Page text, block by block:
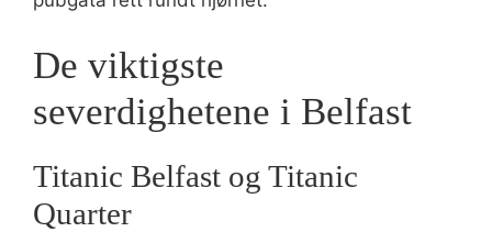
De viktigste
severdighetene i Belfast
Titanic Belfast og Titanic
Quarter